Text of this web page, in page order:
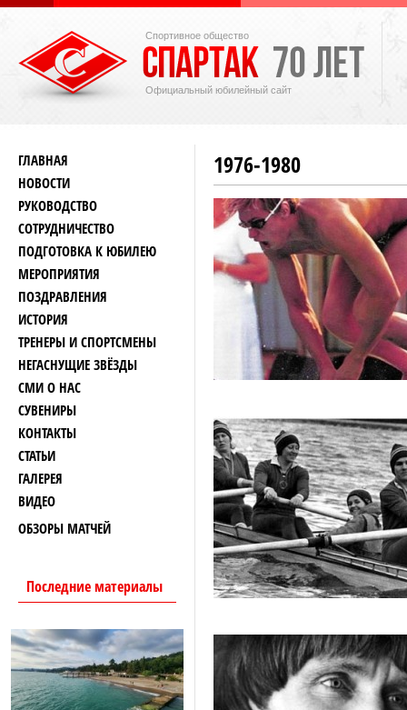
Спортивное общество
Официальный юбилейный сайт
ГЛАВНАЯ
НОВОСТИ
РУКОВОДСТВО
СОТРУДНИЧЕСТВО
ПОДГОТОВКА К ЮБИЛЕЮ
МЕРОПРИЯТИЯ
ПОЗДРАВЛЕНИЯ
ИСТОРИЯ
ТРЕНЕРЫ И СПОРТСМЕНЫ
НЕГАСНУЩИЕ ЗВЁЗДЫ
СМИ О НАС
СУВЕНИРЫ
КОНТАКТЫ
СТАТЬИ
ГАЛЕРЕЯ
ВИДЕО
ОБЗОРЫ МАТЧЕЙ
Последние материалы
1976-1980